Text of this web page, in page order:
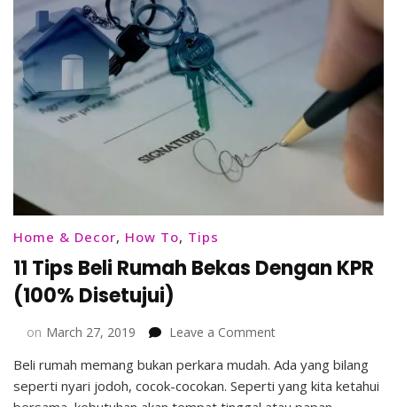
Home & Decor, How To, Tips
11 Tips Beli Rumah Bekas Dengan KPR
(100% Disetujui)
on March 27, 2019 Leave a Commenton
Tips
Beli
Beli rumah memang bukan perkara mudah. Ada yang bilang
seperti nyari jodoh, cocok-cocokan. Seperti yang kita ketahui